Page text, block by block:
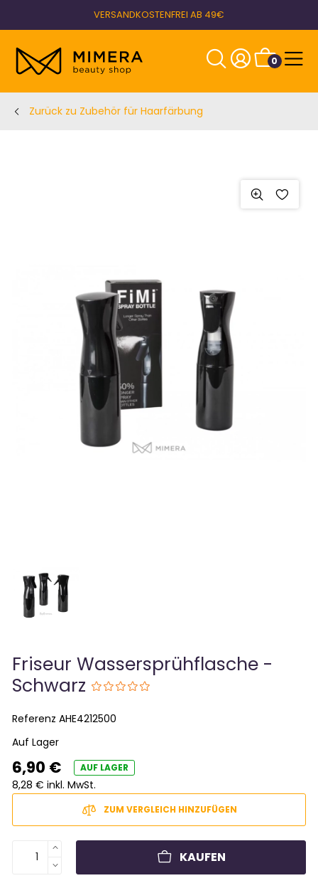
VERSANDKOSTENFREI AB 49€
0
Zurück zu Zubehör für Haarfärbung
Friseur Wassersprühflasche -
Schwarz
ReferenzAHE4212500
Auf Lager
6,90 € AUF LAGER
8,28 € inkl. MwSt.
ZUM VERGLEICH HINZUFÜGEN
KAUFEN